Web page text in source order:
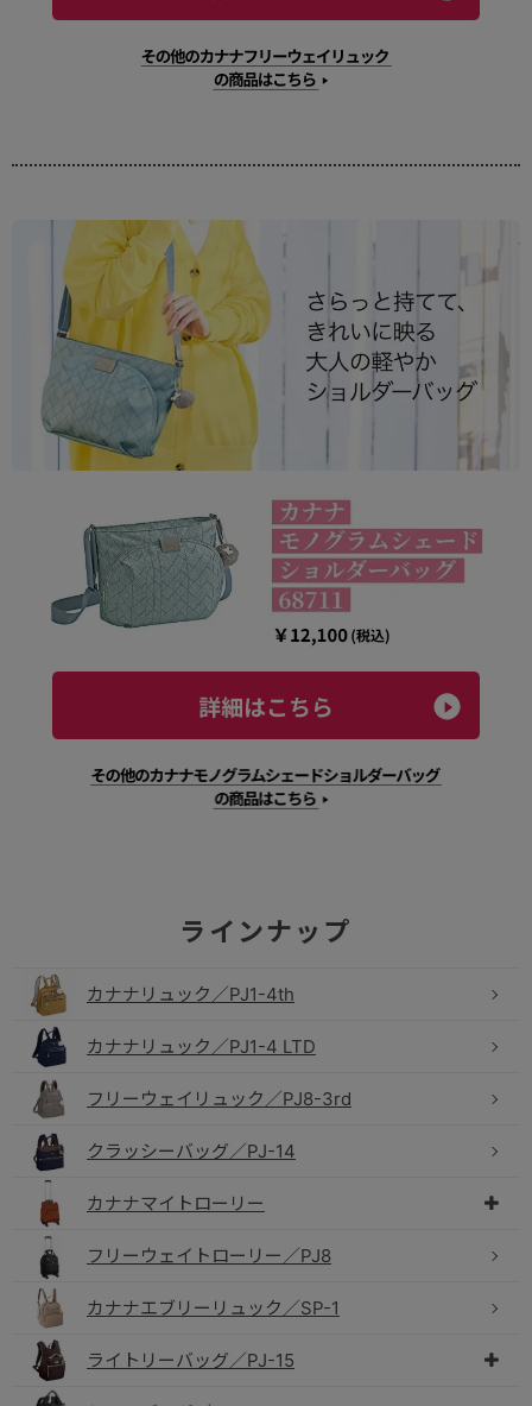
カナナリュック／PJ1-4th
カナナリュック／PJ1-4 LTD
フリーウェイリュック／PJ8-3rd
クラッシーバッグ／PJ-14
カナナマイトローリー
フリーウェイトローリー／PJ8
カナナエブリーリュック／SP-1
ライトリーバッグ／PJ-15